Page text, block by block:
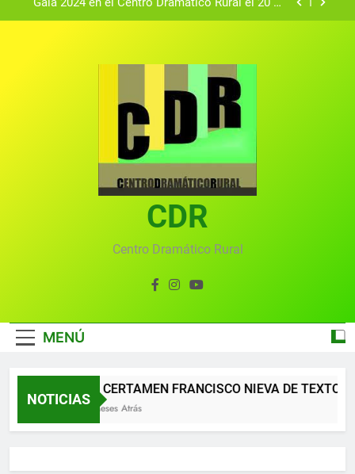
Gala 2024 en el Centro Dramático Rural el 20 de
convocado por el Centro Dramático Rural de Mira
(Cuenca)
Gala anual virtual del Centro Dramático Rural de
Gala del Centro Dramático Rural 2025
Gala 2024 en el Centro Dramático Rural el 20 de
Textos seleccionados en el VI Certamen
Francisco Nieva de piezas breves teatrales
convocado por el Centro Dramático Rural de Mira
Gala anual virtual del Centro Dramático Rural de
CDR
Centro Dramático Rural
MENÚ
NOTICIAS
XII CERTAMEN FRANCISCO NIEVA DE TEXTOS
2 Meses Atrás